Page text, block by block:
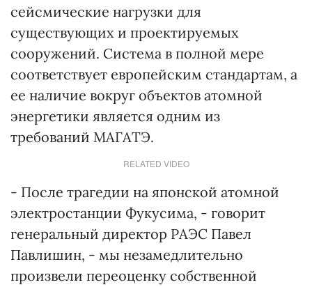
сейсмические нагрузки для
существующих и проектируемых
сооружений. Система в полной мере
соответствует европейским стандартам, а
ее наличие вокруг объектов атомной
энергетики является одним из
требований МАГАТЭ.
RELATED VIDEO
- После трагедии на японской атомной
электростанции Фукусима, - говорит
генеральный директор РАЭС Павел
Павлишин, - мы незамедлительно
произвели переоценку собственной